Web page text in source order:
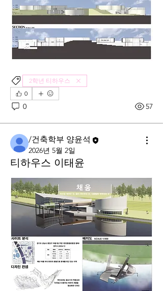
2학년 티하우스
0
0 57
/건축학부 양윤석
2026년 5월 2일
티하우스 이태윤